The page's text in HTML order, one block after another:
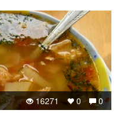
0
0
16271